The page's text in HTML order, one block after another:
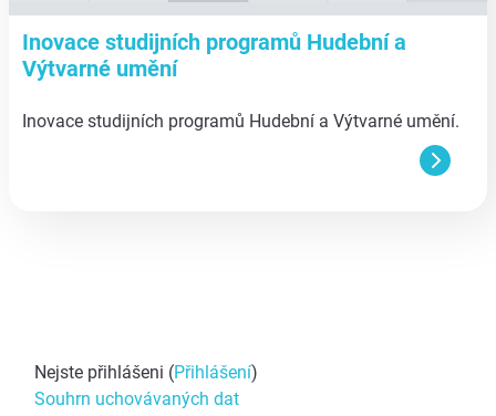
Inovace studijních programů Hudební a
Výtvarné umění
Inovace studijních programů Hudební a Výtvarné umění.
Nejste přihlášeni (Přihlášení)
Souhrn uchovávaných dat